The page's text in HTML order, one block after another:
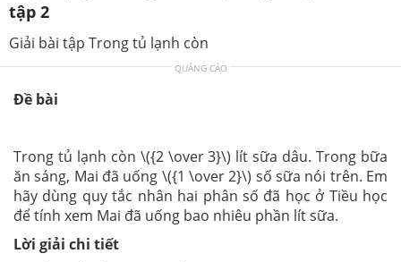
tập 2
Giải bài tập Trong tủ lạnh còn
QUẢNG CÁO
Đề bài
Trong tủ lạnh còn \({2 \over 3}\) lít sữa dâu. Trong bữa
ăn sáng, Mai đã uống \({1 \over 2}\) số sữa nói trên. Em
hãy dùng quy tắc nhân hai phân số đã học ở Tiều học
để tính xem Mai đã uống bao nhiêu phần lít sữa.
Lời giải chi tiết